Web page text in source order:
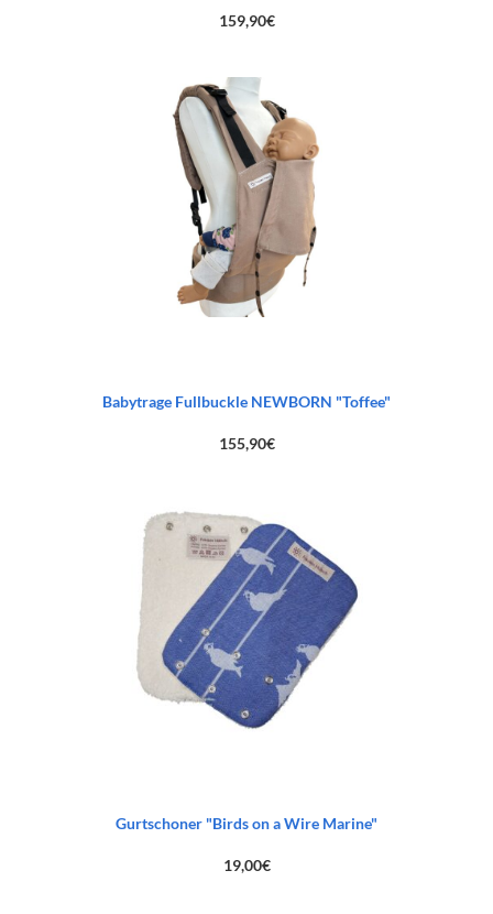
159,90€
Babytrage Fullbuckle NEWBORN "Toffee"
155,90€
Gurtschoner "Birds on a Wire Marine"
19,00€